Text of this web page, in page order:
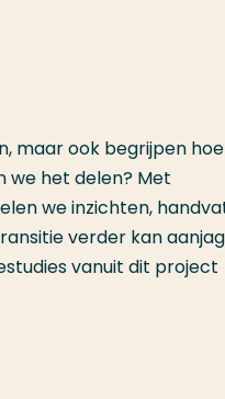
maar ook begrijpen
we het delen? Met
we inzichten,
verder kan
vanuit dit project